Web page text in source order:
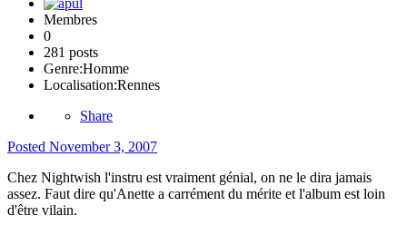
Membres
0
281 posts
Genre:Homme
Localisation:Rennes
Share
Posted November 3, 2007
Chez Nightwish l'instru est vraiment génial, on ne le dira jamais
assez. Faut dire qu'Anette a carrément du mérite et l'album est loin
d'être vilain.